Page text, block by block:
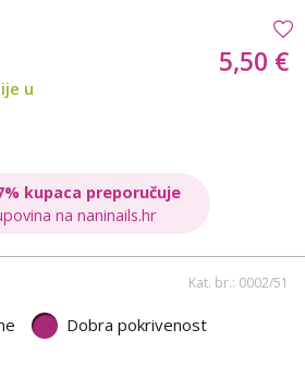
u
5,50 €
kupaca preporučuje
na naninails.hr
Kat. br.: 0002/51
Dobra pokrivenost